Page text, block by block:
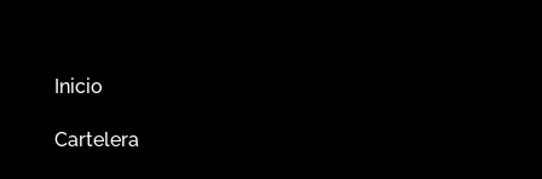
Inicio
Cartelera